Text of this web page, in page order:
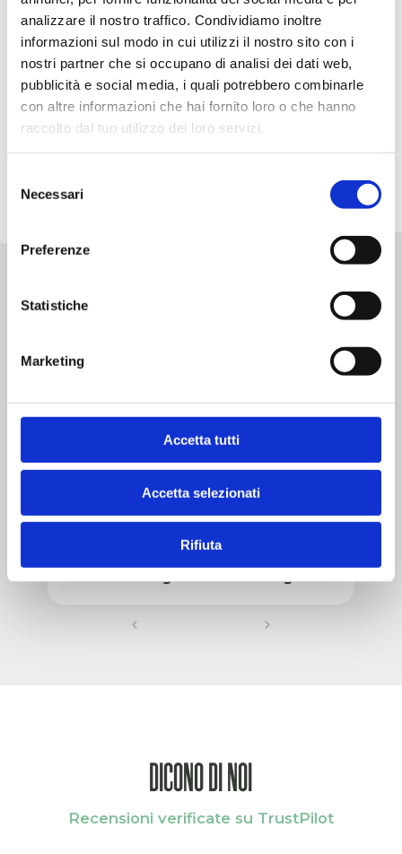
analizzare il nostro traffico. Condividiamo inoltre
informazioni sul modo in cui utilizzi il nostro sito con i
nostri partner che si occupano di analisi dei dati web,
pubblicità e social media, i quali potrebbero combinarle
con altre informazioni che hai fornito loro o che hanno
raccolto dal tuo utilizzo dei loro servizi.
delNecessari
Preferenze
Statistiche
Marketing
Accetta tutti
Accetta selezionati
Rifiuta
POTREBBE INTERESSARTI ANCHE
DICONO DI NOI
Recensioni verificate su TrustPilot